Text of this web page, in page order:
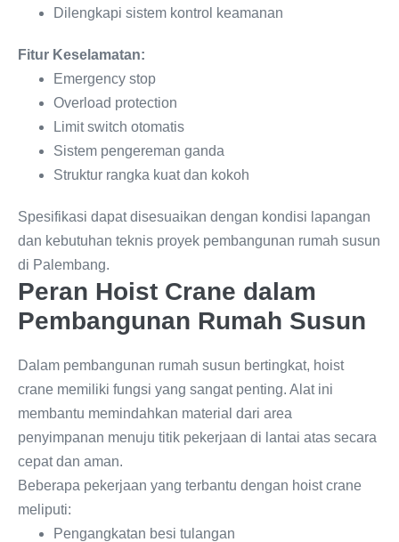
Dilengkapi sistem kontrol keamanan
Fitur Keselamatan:
Emergency stop
Overload protection
Limit switch otomatis
Sistem pengereman ganda
Struktur rangka kuat dan kokoh
Spesifikasi dapat disesuaikan dengan kondisi lapangan
dan kebutuhan teknis proyek pembangunan rumah susun
di Palembang.
Peran Hoist Crane dalam
Pembangunan Rumah Susun
Dalam pembangunan rumah susun bertingkat, hoist
crane memiliki fungsi yang sangat penting. Alat ini
membantu memindahkan material dari area
penyimpanan menuju titik pekerjaan di lantai atas secara
cepat dan aman.
Beberapa pekerjaan yang terbantu dengan hoist crane
meliputi:
Pengangkatan besi tulangan